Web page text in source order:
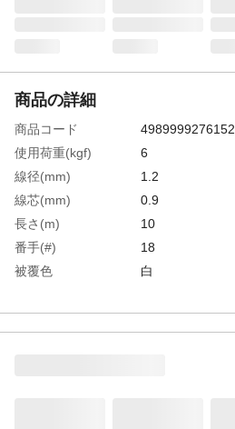
商品の詳細
商品コード
4989999276152
使用荷重(kgf)
6
線径(mm)
1.2
線芯(mm)
0.9
長さ(m)
10
番手(#)
18
被覆色
白
重さ
54.000G